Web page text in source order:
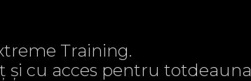
Training.
și cu acces pentru totdeauna